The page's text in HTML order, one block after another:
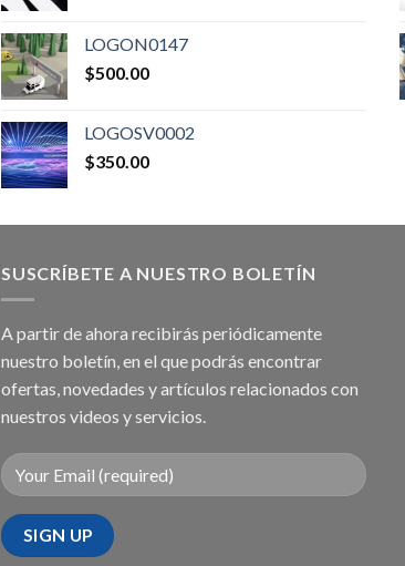
LOGON0147
$500.00
LOGOSV0002
$350.00
SUSCRÍBETE A NUESTRO BOLETÍN
A partir de ahora recibirás periódicamente
nuestro boletín, en el que podrás encontrar
ofertas, novedades y artículos relacionados con
nuestros videos y servicios.